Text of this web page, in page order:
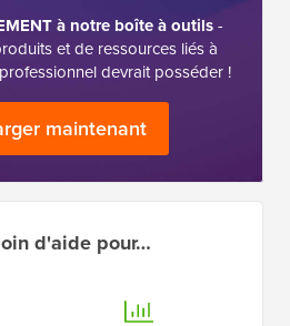
à notre boîte à outils-
et de ressources liés à
devrait posséder !
maintenant
d'aide pour…